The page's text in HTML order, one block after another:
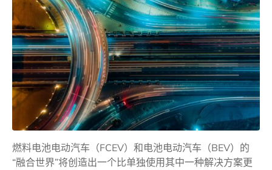
燃料电池电动汽车（FCEV）和电池电动汽车（BEV）的
“融合世界”将创造出一个比单独使用其中一种解决方案更